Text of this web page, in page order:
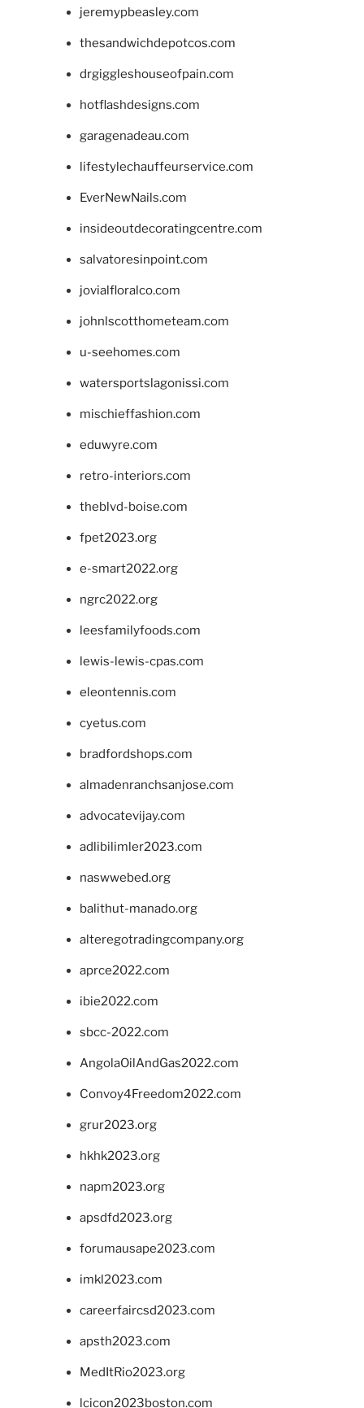
jeremypbeasley.com
thesandwichdepotcos.com
drgiggleshouseofpain.com
hotflashdesigns.com
garagenadeau.com
lifestylechauffeurservice.com
EverNewNails.com
insideoutdecoratingcentre.com
salvatoresinpoint.com
jovialfloralco.com
johnlscotthometeam.com
u-seehomes.com
watersportslagonissi.com
mischieffashion.com
eduwyre.com
retro-interiors.com
theblvd-boise.com
fpet2023.org
e-smart2022.org
ngrc2022.org
leesfamilyfoods.com
lewis-lewis-cpas.com
eleontennis.com
cyetus.com
bradfordshops.com
almadenranchsanjose.com
advocatevijay.com
adlibilimler2023.com
naswwebed.org
balithut-manado.org
alteregotradingcompany.org
aprce2022.com
ibie2022.com
sbcc-2022.com
AngolaOilAndGas2022.com
Convoy4Freedom2022.com
grur2023.org
hkhk2023.org
napm2023.org
apsdfd2023.org
forumausape2023.com
imkl2023.com
careerfaircsd2023.com
apsth2023.com
MedItRio2023.org
lcicon2023boston.com